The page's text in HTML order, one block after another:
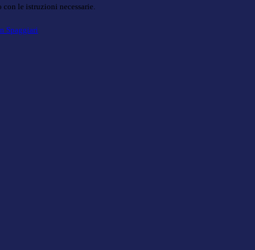
le istruzioni necessarie.
Spaggiari